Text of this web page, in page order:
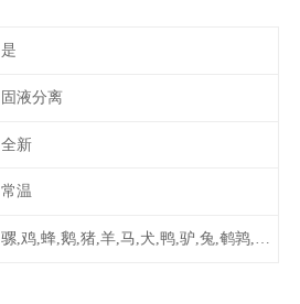
是
固液分离
全新
常温
骡,鸡,蜂,鹅,猪,羊,马,犬,鸭,驴,兔,鹌鹑,牛,鸽